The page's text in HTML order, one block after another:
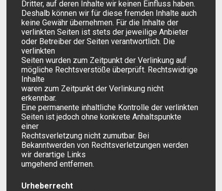
Dritter, auf deren Inhalte wir keinen Einfluss haben.
Deshalb können wir für diese fremden Inhalte auch
keine Gewähr übernehmen. Für die Inhalte der
verlinkten Seiten ist stets der jeweilige Anbieter
oder Betreiber der Seiten verantwortlich. Die
verlinkten
Seiten wurden zum Zeitpunkt der Verlinkung auf
mögliche Rechtsverstöße überprüft. Rechtswidrige
Inhalte
waren zum Zeitpunkt der Verlinkung nicht
erkennbar.
Eine permanente inhaltliche Kontrolle der verlinkten
Seiten ist jedoch ohne konkrete Anhaltspunkte
einer
Rechtsverletzung nicht zumutbar. Bei
Bekanntwerden von Rechtsverletzungen werden
wir derartige Links
umgehend entfernen.
Urheberrecht